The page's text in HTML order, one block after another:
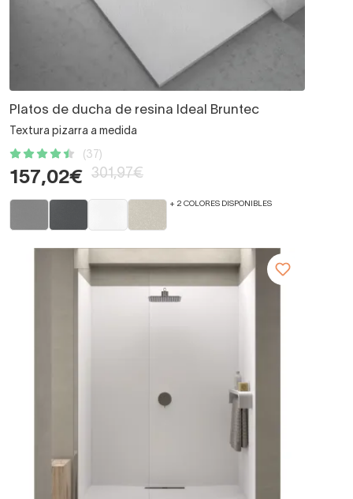
Platos de ducha de resina Ideal Bruntec
Textura pizarra a medida
(37)
157,02€ 301,97€
+ 2 COLORES DISPONIBLES